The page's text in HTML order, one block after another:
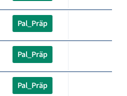
Pal_Präp
Pal_Präp
Pal_Präp